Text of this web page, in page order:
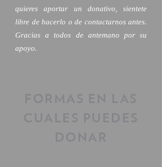
quieres aportar un donativo, sientete
libre de hacerlo o de contactarnos antes.
Gracias a todos de antemano por su
apoyo.